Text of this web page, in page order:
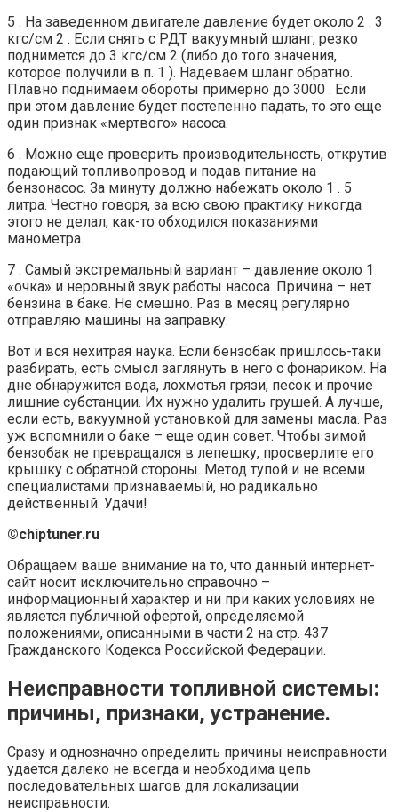
5 . На заведенном двигателе давление будет около 2 . 3
кгс/см 2 . Если снять с РДТ вакуумный шланг, резко
поднимется до 3 кгс/см 2 (либо до того значения,
которое получили в п. 1 ). Надеваем шланг обратно.
Плавно поднимаем обороты примерно до 3000 . Если
при этом давление будет постепенно падать, то это еще
один признак «мертвого» насоса.
6 . Можно еще проверить производительность, открутив
подающий топливопровод и подав питание на
бензонасос. За минуту должно набежать около 1 . 5
литра. Честно говоря, за всю свою практику никогда
этого не делал, как-то обходился показаниями
манометра.
7 . Самый экстремальный вариант – давление около 1
«очка» и неровный звук работы насоса. Причина – нет
бензина в баке. Не смешно. Раз в месяц регулярно
отправляю машины на заправку.
Вот и вся нехитрая наука. Если бензобак пришлось-таки
разбирать, есть смысл заглянуть в него с фонариком. На
дне обнаружится вода, лохмотья грязи, песок и прочие
лишние субстанции. Их нужно удалить грушей. А лучше,
если есть, вакуумной установкой для замены масла. Раз
уж вспомнили о баке – еще один совет. Чтобы зимой
бензобак не превращался в лепешку, просверлите его
крышку с обратной стороны. Метод тупой и не всеми
специалистами признаваемый, но радикально
действенный. Удачи!
©chiptuner.ru
Обращаем ваше внимание на то, что данный интернет-
сайт носит исключительно справочно –
информационный характер и ни при каких условиях не
является публичной офертой, определяемой
положениями, описанными в части 2 на стр. 437
Гражданского Кодекса Российской Федерации.
Неисправности топливной системы:
причины, признаки, устранение.
Сразу и однозначно определить причины неисправности
удается далеко не всегда и необходима цепь
последовательных шагов для локализации
неисправности.